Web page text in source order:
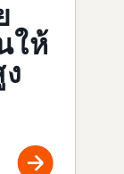
ให้